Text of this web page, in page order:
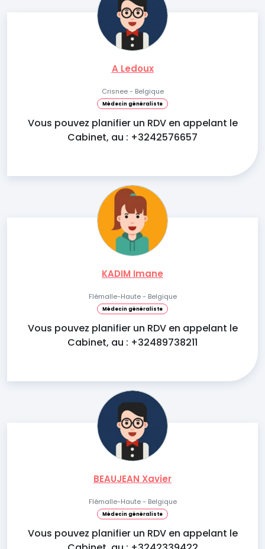
A Ledoux
Crisnee - Belgique
Médecin généraliste
Vous pouvez planifier un RDV en appelant le
Cabinet, au : +3242576657
KADIM Imane
Flémalle-Haute - Belgique
Médecin généraliste
Vous pouvez planifier un RDV en appelant le
Cabinet, au : +32489738211
BEAUJEAN Xavier
Flémalle-Haute - Belgique
Médecin généraliste
Vous pouvez planifier un RDV en appelant le